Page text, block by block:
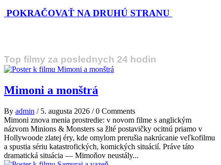
POKRAČOVAŤ NA DRUHÚ STRANU
Top filmy za poslednych 24 hodin
Mimoni a monštrá
By admin / 5. augusta 2026 /0 Comments
Mimoni znova menia prostredie: v novom filme s anglickým
názvom Minions & Monsters sa žlté postavičky ocitnú priamo v
Hollywoode zlatej éry, kde omylom prerušia nakrúcanie veľkofilmu
a spustia sériu katastrofických, komických situácií. Práve táto
dramatická situácia — Mimoňov neustály...